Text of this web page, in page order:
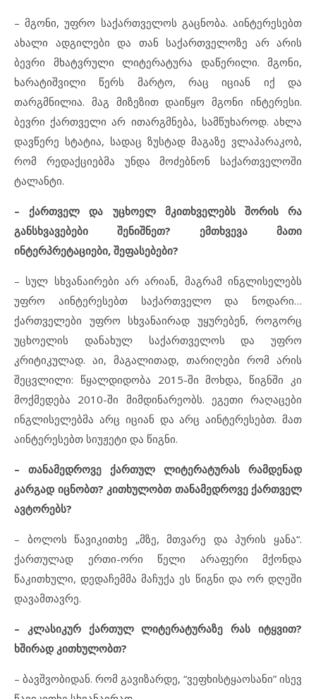
– მგონი, უფრო საქართველოს გაცნობა. აინტერესებთ
ახალი ადგილები და თან საქართველოზე არ არის
ბევრი მხატვრული ლიტერატურა დაწერილი. მგონი,
ხარატიშვილი წერს მარტო, რაც იციან იქ და
თარგმნილია. მაგ მიზეზით დაიწყო მგონი ინტერესი.
ბევრი ქართველი არ ითარგმნება, სამწუხაროდ. ახლა
დავწერე სტატია, სადაც ზუსტად მაგაზე ვლაპარაკობ,
რომ რედაქციებმა უნდა მოძებნონ საქართველოში
ტალანტი.
–ქართველ და უცხოელ მკითხველებს შორის რა
განსხვავებები შენიშნეთ? ემთხვევა მათი
ინტერპრეტაციები, შეფასებები?
– სულ სხვანაირები არ არიან, მაგრამ ინგლისელებს
უფრო აინტერესებთ საქართველო და ნოდარი…
ქართველები უფრო სხვანაირად უყურებენ, როგორც
უცხოელის დანახულ საქართველოს და უფრო
კრიტიკულად. აი, მაგალითად, თარიღები რომ არის
შეცვლილი: წყალდიდობა 2015-ში მოხდა, წიგნში კი
მოქმედება 2010-ში მიმდინარეობს. ეგეთი რაღაცები
ინგლისელებმა არც იციან და არც აინტერესებთ. მათ
აინტერესებთ სიუჟეტი და წიგნი.
– თანამედროვე ქართულ ლიტერატურას რამდენად
კარგად იცნობთ? კითხულობთ თანამედროვე ქართველ
ავტორებს?
– ბოლოს წავიკითხე „მზე, მთვარე და პურის ყანა“.
ქართულად ერთი-ორი წელი არაფერი მქონდა
წაკითხული, დედაჩემმა მაჩუქა ეს წიგნი და ორ დღეში
დავამთავრე.
– კლასიკურ ქართულ ლიტერატურაზე რას იტყვით?
ხშირად კითხულობთ?
– ბავშვობიდან. რომ გავიზარდე, “ვეფხისტყაოსანი” ისევ